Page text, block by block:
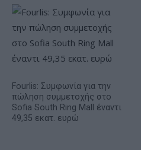
Fourlis: Συμφωνία για την
πώληση συμμετοχής στο
Sofia South Ring Mall έναντι
49,35 εκατ. ευρώ